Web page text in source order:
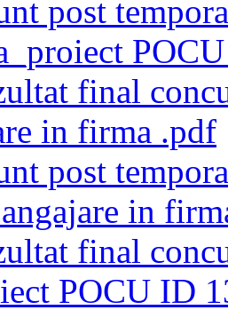
post
final
in firma .pdf
post
in
final
POCU ID